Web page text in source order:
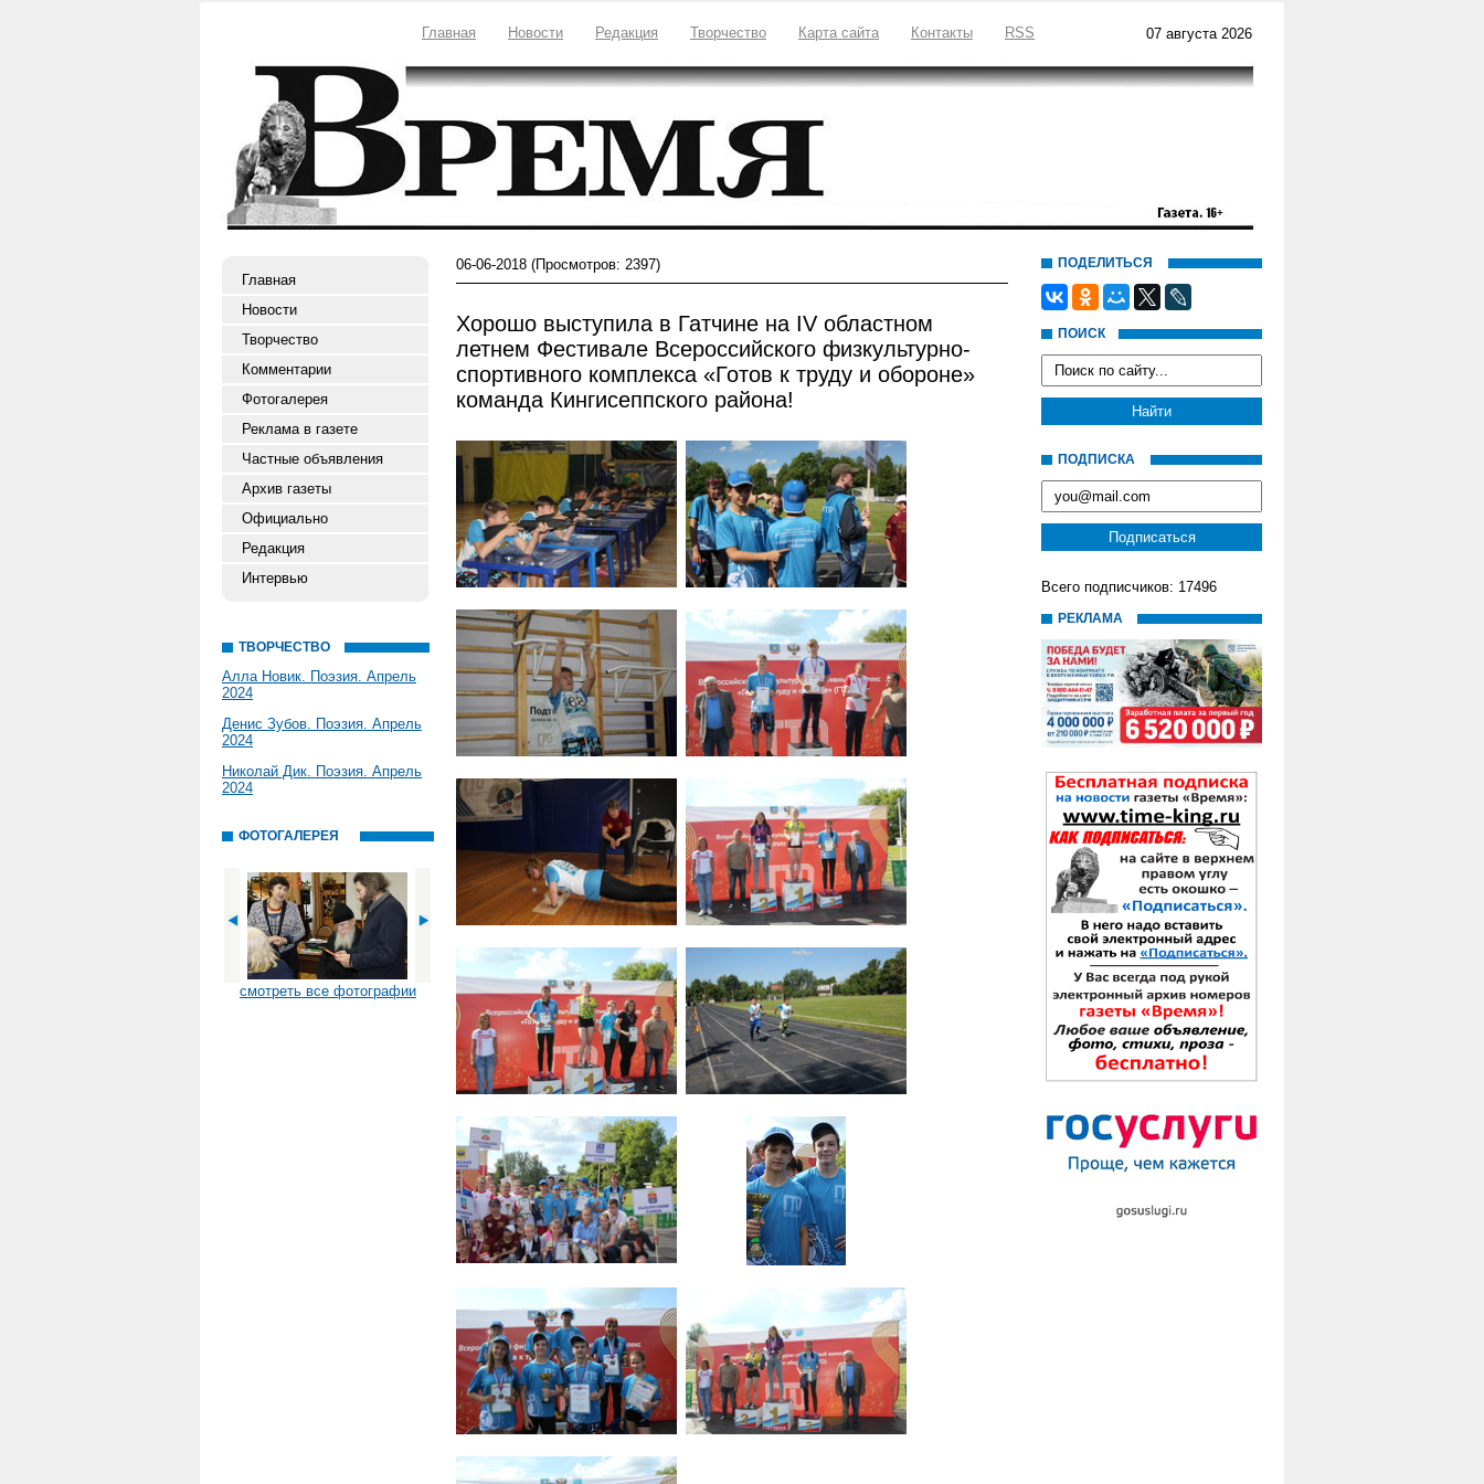
Главная Новости Редакция Творчество Карта сайта Контакты RSS 07 августа 2026
Главная
Новости
Творчество
Комментарии
Фотогалерея
Реклама в газете
Частные объявления
Архив газеты
Официально
Редакция
Интервью
ТВОРЧЕСТВО
Алла Новик. Поэзия. Апрель
2024
Денис Зубов. Поэзия. Апрель
2024
Николай Дик. Поэзия. Апрель
2024
ФОТОГАЛЕРЕЯ
смотреть все фотографии
06-06-2018 (Просмотров: 2397)
Хорошо выступила в Гатчине на IV областном
летнем Фестивале Всероссийского физкультурно-
спортивного комплекса «Готов к труду и обороне»
команда Кингисеппского района!
ПОДЕЛИТЬСЯ
ПОИСК
ПОДПИСКА
Всего подписчиков: 17496
РЕКЛАМА